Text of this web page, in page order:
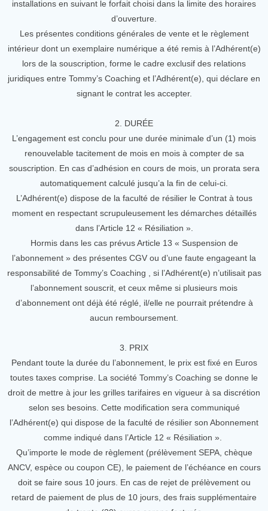
installations en suivant le forfait choisi dans la limite des horaires
d’ouverture.
Les présentes conditions générales de vente et le règlement
intérieur dont un exemplaire numérique a été remis à l’Adhérent(e)
lors de la souscription, forme le cadre exclusif des relations
juridiques entre Tommy’s Coaching et l’Adhérent(e), qui déclare en
signant le contrat les accepter.
2. DURÉE
L’engagement est conclu pour une durée minimale d’un (1) mois
renouvelable tacitement de mois en mois à compter de sa
souscription. En cas d’adhésion en cours de mois, un prorata sera
automatiquement calculé jusqu’a la fin de celui-ci.
L’Adhérent(e) dispose de la faculté de résilier le Contrat à tous
moment en respectant scrupuleusement les démarches détaillés
dans l’Article 12 « Résiliation ».
Hormis dans les cas prévus Article 13 « Suspension de
l’abonnement » des présentes CGV ou d’une faute engageant la
responsabilité de Tommy’s Coaching , si l’Adhérent(e) n’utilisait pas
l’abonnement souscrit, et ceux même si plusieurs mois
d’abonnement ont déjà été réglé, il/elle ne pourrait prétendre à
aucun remboursement.
3. PRIX
Pendant toute la durée du l’abonnement, le prix est fixé en Euros
toutes taxes comprise. La société Tommy’s Coaching se donne le
droit de mettre à jour les grilles tarifaires en vigueur à sa discrétion
selon ses besoins. Cette modification sera communiqué
l’Adhérent(e) qui dispose de la faculté de résilier son Abonnement
comme indiqué dans l’Article 12 « Résiliation ».
Qu’importe le mode de règlement (prélèvement SEPA, chèque
ANCV, espèce ou coupon CE), le paiement de l’échéance en cours
doit se faire sous 10 jours. En cas de rejet de prélèvement ou
retard de paiement de plus de 10 jours, des frais supplémentaire